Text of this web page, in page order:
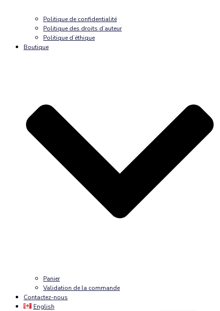
Politique de confidentialité
Politique des droits d’auteur
Politique d’éthique
Boutique
Panier
Validation de la commande
Contactez-nous
English